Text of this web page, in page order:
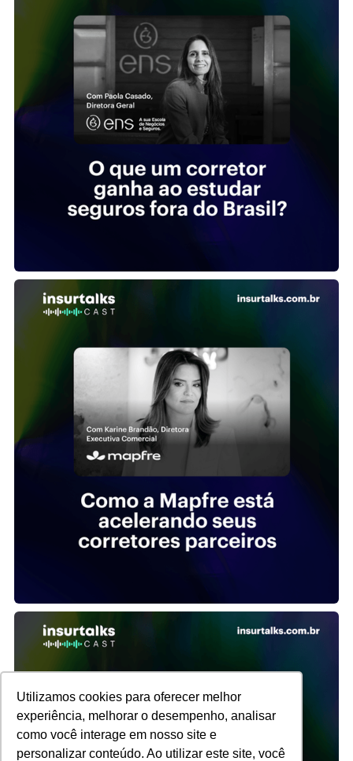
Utilizamos cookies para oferecer melhor
experiência, melhorar o desempenho, analisar
como você interage em nosso site e
personalizar conteúdo. Ao utilizar este site, você